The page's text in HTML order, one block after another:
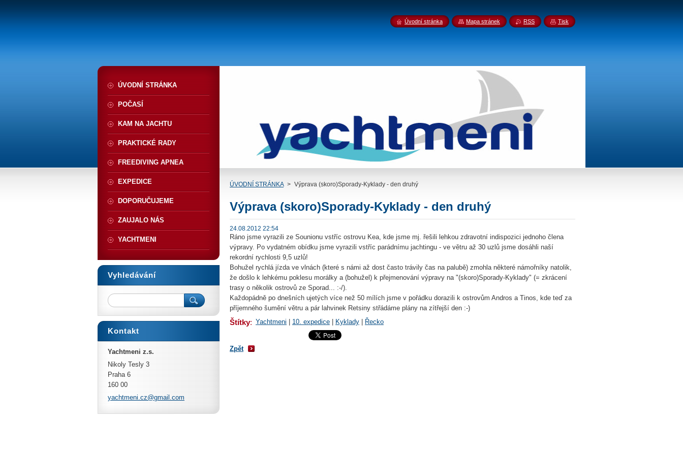
ÚVODNÍ STRÁNKA > Výprava (skoro)Sporady-Kyklady - den druhý
Výprava (skoro)Sporady-Kyklady - den druhý
24.08.2012 22:54
Ráno jsme vyrazili ze Sounionu vstříc ostrovu Kea, kde jsme mj. řešili lehkou zdravotní indispozici jednoho člena
výpravy. Po vydatném obídku jsme vyrazili vstříc parádnímu jachtingu - ve větru až 30 uzlů jsme dosáhli naší
rekordní rychlosti 9,5 uzlů!
Bohužel rychlá jízda ve vlnách (které s námi až dost často trávily čas na palubě) zmohla některé námořníky natolik,
že došlo k lehkému poklesu morálky a (bohužel) k přejmenování výpravy na "(skoro)Sporady-Kyklady" (= zkrácení
trasy o několik ostrovů ze Sporad... :-/).
Každopádně po dnešních ujetých více než 50 mílích jsme v pořádku dorazili k ostrovům Andros a Tinos, kde teď za
příjemného šumění větru a pár lahvinek Retsiny střádáme plány na zítřejší den :-)
Štítky: Yachtmeni 10. expedice Kyklady Řecko
Zpět
ÚVODNÍ STRÁNKA
POČASÍ
KAM NA JACHTU
PRAKTICKÉ RADY
FREEDIVING APNEA
EXPEDICE
DOPORUČUJEME
ZAUJALO NÁS
YACHTMENI
Vyhledávání
Kontakt
Yachtmeni z.s.
Nikoly Tesly 3
Praha 6
160 00
yachtmeni.cz@gmail.com
Úvodní stránka Mapa stránek RSS Tisk